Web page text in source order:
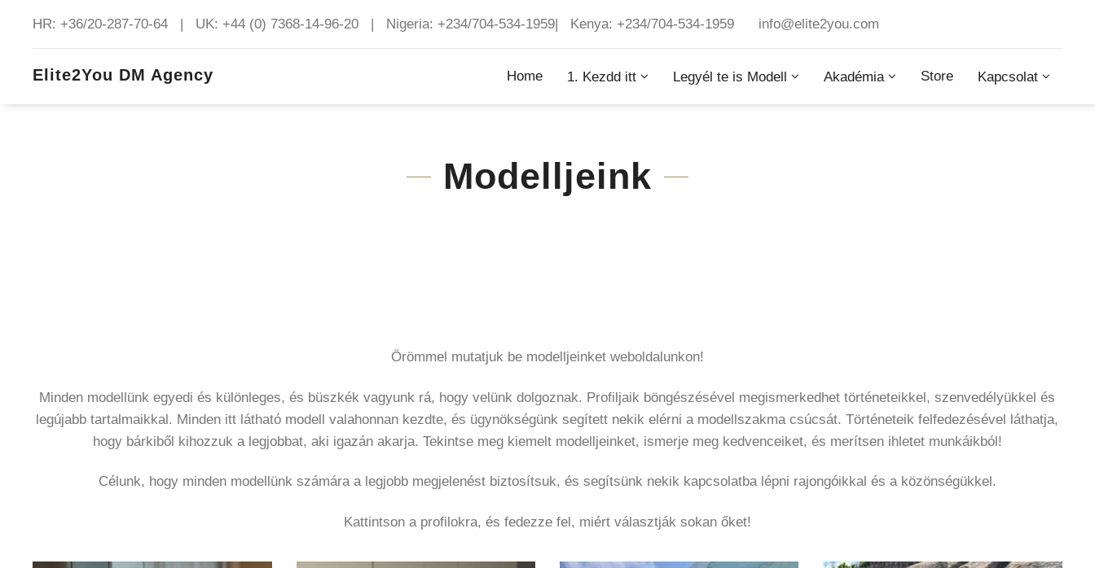
HR: +36/20-287-70-64 | UK: +44 (0) 7368-14-96-20 | Nigeria: +234/704-534-1959| Kenya: +234/704-534-1959 info@elite2you.com
Elite2You DM Agency Home 1. Kezdd itt Legyél te is Modell Akadémia Store Kapcsolat
Modelljeink
Örömmel mutatjuk be modelljeinket weboldalunkon!
Minden modellünk egyedi és különleges, és büszkék vagyunk rá, hogy velünk dolgoznak. Profiljaik böngészésével megismerkedhet történeteikkel, szenvedélyükkel és
legújabb tartalmaikkal. Minden itt látható modell valahonnan kezdte, és ügynökségünk segített nekik elérni a modellszakma csúcsát. Történeteik felfedezésével láthatja,
hogy bárkiből kihozzuk a legjobbat, aki igazán akarja. Tekintse meg kiemelt modelljeinket, ismerje meg kedvenceiket, és merítsen ihletet munkáikból!
Célunk, hogy minden modellünk számára a legjobb megjelenést biztosítsuk, és segítsünk nekik kapcsolatba lépni rajongóikkal és a közönségükkel.
Kattintson a profilokra, és fedezze fel, miért választják sokan őket!